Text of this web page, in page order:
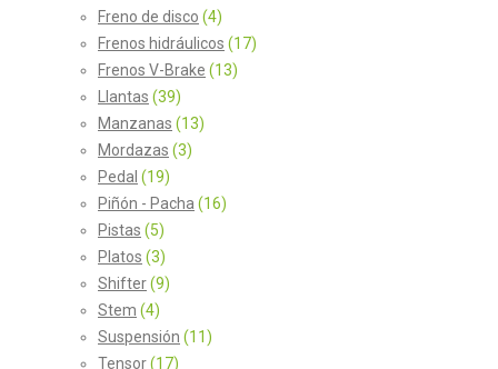
Freno de disco (4)
Frenos hidráulicos (17)
Frenos V-Brake (13)
Llantas (39)
Manzanas (13)
Mordazas (3)
Pedal (19)
Piñón - Pacha (16)
Pistas (5)
Platos (3)
Shifter(9)
Stem (4)
Suspensión (11)
Tensor(17)